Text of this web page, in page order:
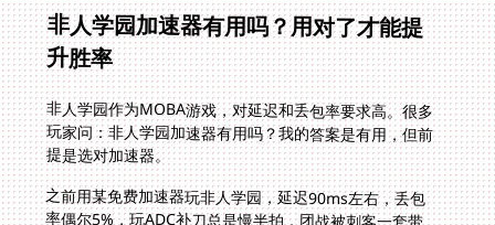
非人学园加速器有用吗？用对了才能提
升胜率
非人学园作为MOBA游戏，对延迟和丢包率要求高。很多
玩家问：非人学园加速器有用吗？我的答案是有用，但前
提是选对加速器。
之前用某免费加速器玩非人学园，延迟90ms左右，丢包
率偶尔5%，玩ADC补刀总是慢半拍，团战被刺客一套带
走。换成番茄后，延迟稳定在35ms，丢包率几乎为0，补